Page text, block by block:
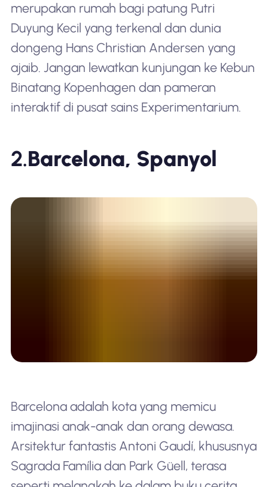
merupakan rumah bagi patung Putri
Duyung Kecil yang terkenal dan dunia
dongeng Hans Christian Andersen yang
ajaib. Jangan lewatkan kunjungan ke Kebun
Binatang Kopenhagen dan pameran
interaktif di pusat sains Experimentarium.
2.Barcelona, Spanyol
Barcelona adalah kota yang memicu
imajinasi anak-anak dan orang dewasa.
Arsitektur fantastis Antoni Gaudí, khususnya
Sagrada Família dan Park Güell, terasa